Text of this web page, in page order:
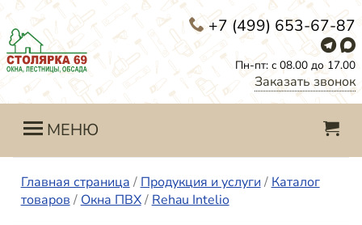
+7 (499) 653-67-87
Пн-пт: с 08.00 до 17.00
Заказать звонок
МЕНЮ
Главная страница / Продукция и услуги / Каталог
товаров / Окна ПВХ/ Rehau Intelio